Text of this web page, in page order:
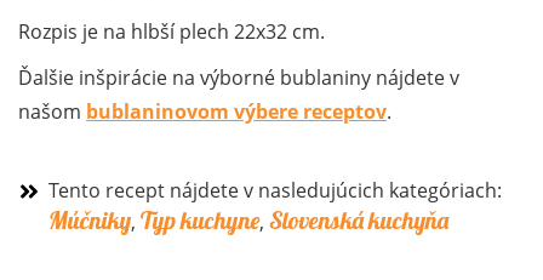
Rozpis je na hlbší plech 22x32 cm.
Ďalšie inšpirácie na výborné bublaniny nájdete v
našom bublaninovom výbere receptov.
Tento recept nájdete v nasledujúcich kategóriach:
Múčniky, Typ kuchyne, Slovenská kuchyňa